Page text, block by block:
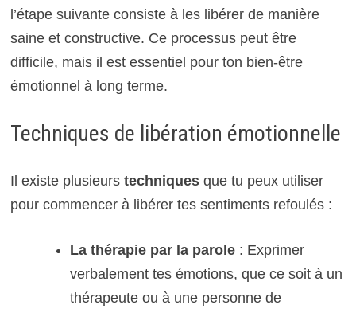
l’étape suivante consiste à les libérer de manière
saine et constructive. Ce processus peut être
difficile, mais il est essentiel pour ton bien-être
émotionnel à long terme.
Techniques de libération émotionnelle
Il existe plusieurs techniquesque tu peux utiliser
pour commencer à libérer tes sentiments refoulés :
La thérapie par la parole: Exprimer
verbalement tes émotions, que ce soit à un
thérapeute ou à une personne de